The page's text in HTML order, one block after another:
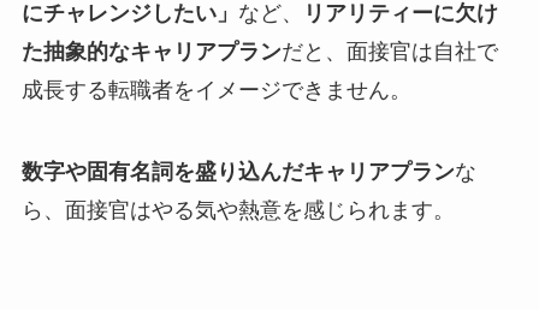
にチャレンジしたい」 など、
リアリティーに欠け
た抽象的なキャリアプランだと、面接官は自社で
成長する転職者をイメージできません。
数字や固有名詞を盛り込んだキャリアプランな
ら、面接官はやる気や熱意を感じられます。